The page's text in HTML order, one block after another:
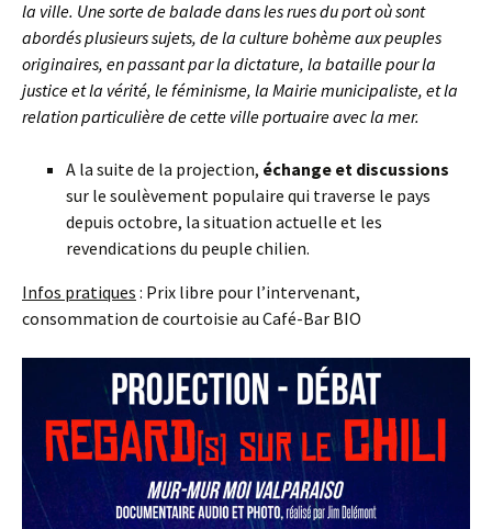
la ville. Une sorte de balade dans les rues du port où sont
abordés plusieurs sujets, de la culture bohème aux peuples
originaires, en passant par la dictature, la bataille pour la
justice et la vérité, le féminisme, la Mairie municipaliste, et la
relation particulière de cette ville portuaire avec la mer.
A la suite de la projection, échange et discussions
sur le soulèvement populaire qui traverse le pays
depuis octobre, la situation actuelle et les
revendications du peuple chilien.
Infos pratiques : Prix libre pour l’intervenant,
consommation de courtoisie au Café-Bar BIO